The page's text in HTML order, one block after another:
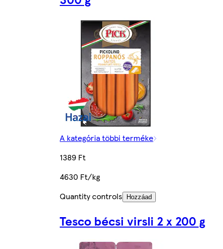
A kategória többi terméke
1389 Ft
4630 Ft/kg
Quantity controls
Hozzáad
Tesco bécsi virsli 2 x 200 g